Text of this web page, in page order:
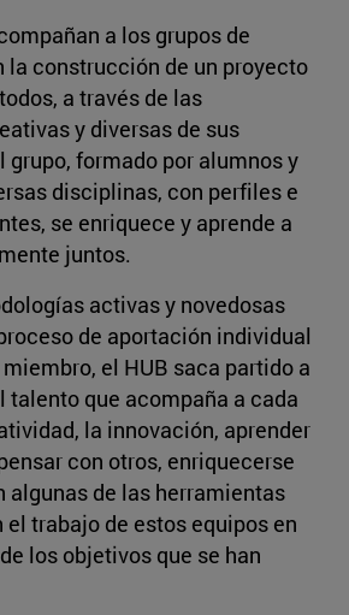
a los grupos de
la construcción de un proyecto
a través de las
y diversas de sus
grupo, formado por alumnos y
disciplinas, con perfiles e
se enriquece y aprende a
juntos.
activas y novedosas
de aportación individual
el HUB saca partido a
talento que acompaña a cada
la innovación, aprender
con otros, enriquecerse
algunas de las herramientas
el trabajo de estos equipos en
los objetivos que se han